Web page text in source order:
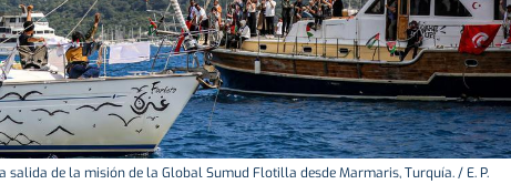
de la misión de la Global Sumud Flotilla desde Marmaris, Turquía. / E. P.